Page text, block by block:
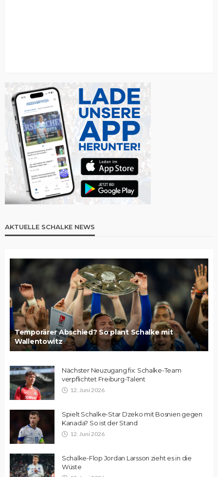
AKTUELLE SCHALKE NEWS
Temporärer Abschied? So plant Schalke mit
Wallentowitz
Nächster Neuzugang fix: Schalke-Team
verpflichtet Freiburg-Talent
12. Juni 2026
Spielt Schalke-Star Dzeko mit Bosnien gegen
Kanada? So ist der Stand
12. Juni 2026
Schalke-Flop Jordan Larsson zieht es in die
Wüste